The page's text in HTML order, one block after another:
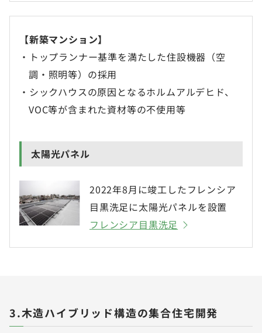
【新築マンション】
・トップランナー基準を満たした住設機器（空
調・照明等）の採用
・シックハウスの原因となるホルムアルデヒド、
VOC等が含まれた資材等の不使用等
太陽光パネル
2022年8月に竣工したフレンシア
目黒洗足に太陽光パネルを設置
フレンシア目黒洗足
3.木造ハイブリッド構造の集合住宅開発